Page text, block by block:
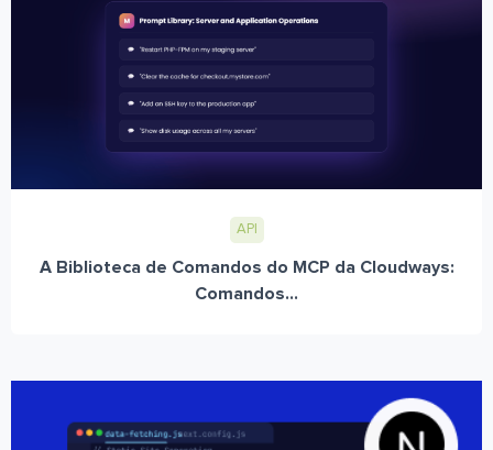
API
A Biblioteca de Comandos do MCP da Cloudways:
Comandos...